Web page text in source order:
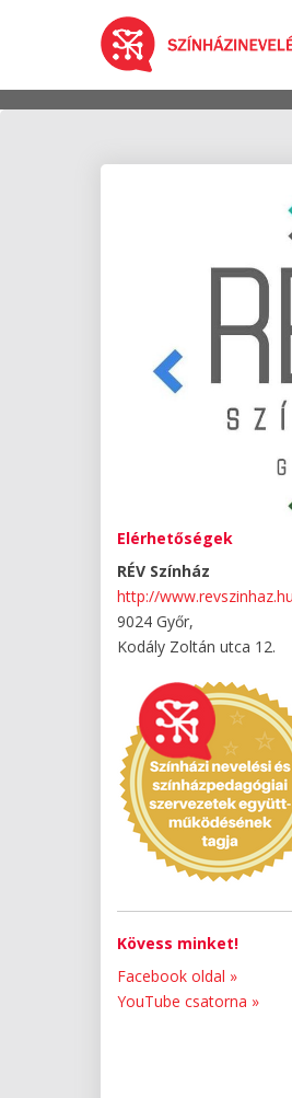
Elérhetőségek
RÉV Színház
http://
9024 Győr,
Kodály Zoltán utca 12.
Kövess minket!
Facebook oldal »
YouTube csatorna »